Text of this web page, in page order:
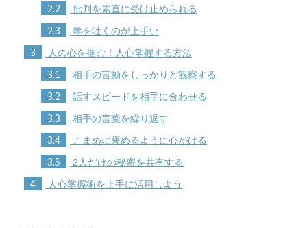
2.2 批判を素直に受け止められる
2.3 毒を吐くのが上手い
3 人の心を掴む！人心掌握する方法
3.1 相手の言動をしっかりと観察する
3.2 話すスピードを相手に合わせる
3.3 相手の言葉を繰り返す
3.4 こまめに褒めるように心がける
3.5 2人だけの秘密を共有する
4 人心掌握術を上手に活用しよう